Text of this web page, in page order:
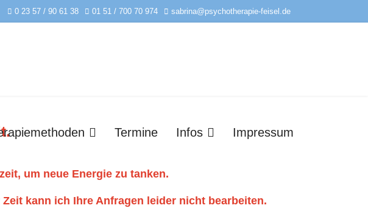
0 23 57 / 90 61 38 01 51 / 700 70 974 sabrina@psychotherapie-feisel.de
Termine Infos Impressum
um neue Energie zu tanken.
kann ich Ihre Anfragen leider nicht bearbeiten.